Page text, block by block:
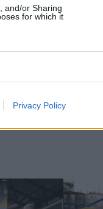
and/or Sharing
for which it
Privacy Policy